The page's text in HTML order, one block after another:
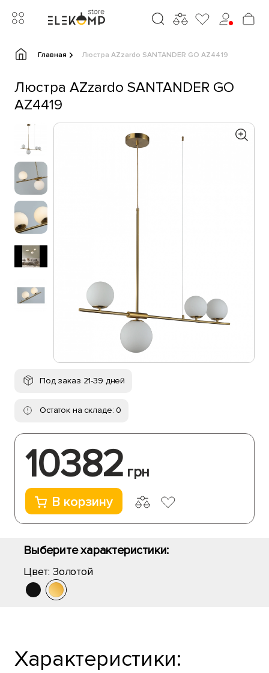
Главная Люстра AZzardo SANTANDER GO AZ4419
Люстра AZzardo SANTANDER GO
AZ4419
Под заказ 21-39 дней
Остаток на складе: 0
10382 грн
В корзину
Выберите характеристики:
Цвет: Золотой
Характеристики: